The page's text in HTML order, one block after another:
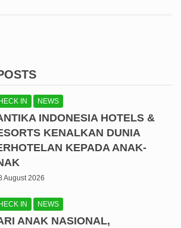
IN NEWS
INDONESIA HOTELS &
KENALKAN DUNIA
KEPADA ANAK-
August 2026
IN NEWS
ANAK NASIONAL,